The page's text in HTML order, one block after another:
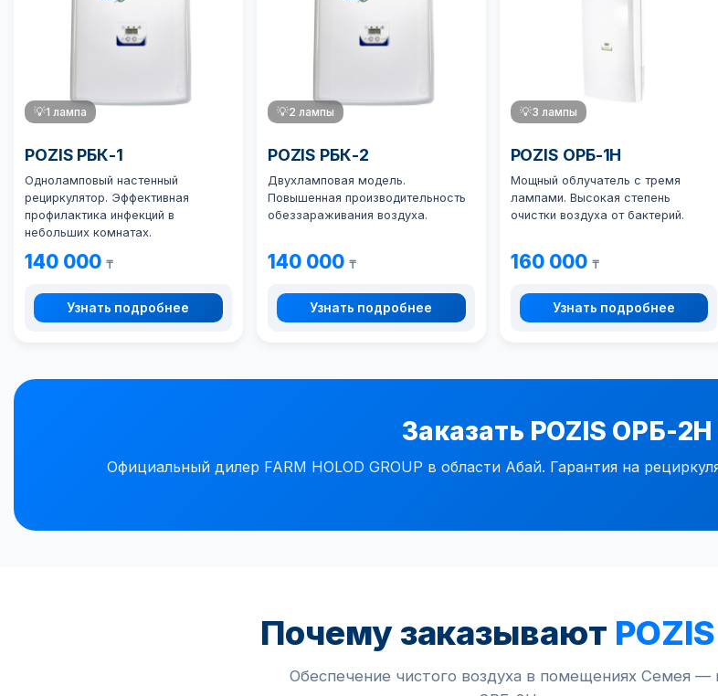
💡1 лампа
POZIS РБК-1
Одноламповый настенный
рециркулятор. Эффективная
профилактика инфекций в
небольших комнатах.
140 000 ₸
Узнать подробнее
💡2 лампы
POZIS РБК-2
Двухламповая модель.
Повышенная производительность
обеззараживания воздуха.
140 000 ₸
Узнать подробнее
💡3 лампы
POZIS ОРБ-1Н
Мощный облучатель с тремя
лампами. Высокая степень
очистки воздуха от бактерий.
160 000 ₸
Узнать подробнее
Заказать POZIS ОРБ-
Официальный дилер FARM HOLOD GROUP в области Абай. Гарантия на
Почему заказывают
Обеспечение чистого воздуха в помещениях Семея —